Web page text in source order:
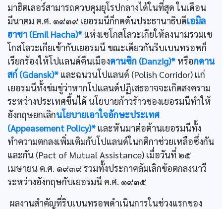
มาฮิตเลอร์สามารถควบคุมยุโรปกลางได้ในที่สุด ในเดือน
มีนาคม ค.ศ. ๑๙๓๙ เยอรมนีก็กดดันประธานาธิบดีเอมิล
ฮาชา (Emil Hacha)* แห่งเชโกสโลวะเกียให้ลงนามรวมเช
โกสโลวะเกียเข้ากับเยอรมนี ขณะเดียวกันริบเบนทรอพก็
เรียกร้องให้โปแลนด์คืนเมืองดานซิก (Danzig)* หรือกดาน
สก์ (Gdansk)* และฉนวนโปแลนด์ (Polish Corridor) แก่
เยอรมนีทั้งข่มขู่ว่าหากโปแลนด์ปฏิเสธอาจจะเกิดสงคราม
ระหว่างประเทศขึ้นได้ นโยบายก้าวร้าวของเยอรมนีทำให้
อังกฤษยกเลิกนโยบายเอาใจอักษะประเทศ
(Appeasement Policy)* และหันมาต่อต้านเยอรมนีทั้ง
ทำความตกลงเพิ่มเติมกับโปแลนด์ในกติกาช่วยเหลือซึ่งกัน
และกัน (Pact of Mutual Assistance) เมื่อวันที่ ๒๕
เมษายน ค.ศ. ๑๙๓๙ รวมทั้งประกาศล้มเลิกข้อตกลงนาวี
ระหว่างอังกฤษกับเยอรมนี ค.ศ. ๑๙๓๕
ผลงานสำคัญที่ริบเบนทรอพดำเนินการในช่วงแรกของ